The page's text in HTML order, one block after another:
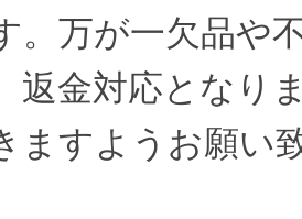
。万が一欠品や
返金対応となり
ますようお願い